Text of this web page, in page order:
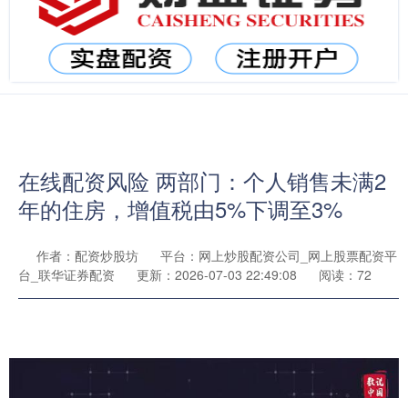
在线配资风险 两部门：个人销售未满2
年的住房，增值税由5%下调至3%
作者：配资炒股坊
平台：网上炒股配资公司_网上股票配资平
台_联华证券配资
更新：2026-07-03 22:49:08 阅读：72